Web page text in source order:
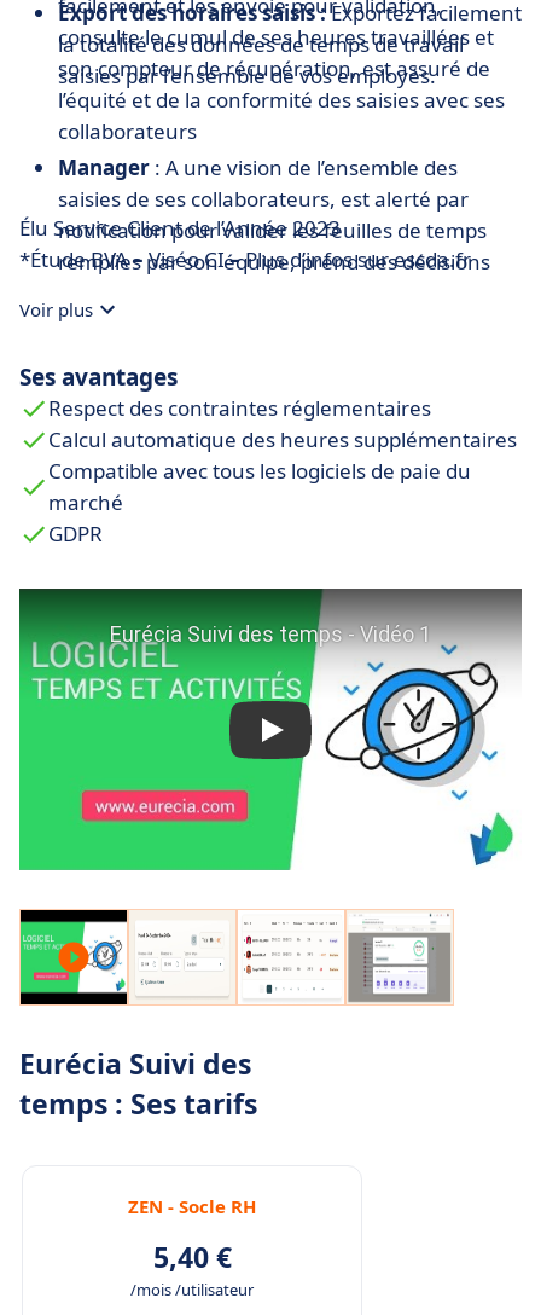
Export des horaires saisis :Exportez facilement
la totalité des données de temps de travail
saisies par l’ensemble de vos employés.
facilement et les envoie pour validation,
consulte le cumul de ses heures travaillées et
son compteur de récupération, est assuré de
l’équité et de la conformité des saisies avec ses
collaborateurs
Manager : A une vision de l’ensemble des
saisies de ses collaborateurs, est alerté par
notification pour valider les feuilles de temps
remplies par son équipe, prend des décisions
par l’outil, suit précisément les heures de travail
collaborateurs, bénéficie d’une communication
plus fluide entre les membres de l’équipe
Service RH: Profite de l’automatisation des
processus, s’assure de la conformité légale du
travail, analyse les données permettant
d’identifier de potentiels problèmes
la performance : évaluation du temps de travail
des salariés, besoin d’amélioration...
Élu Service Client de l’Année 2023
*Étude BVA–Viséo CI–Plus d’infos sur escda.fr
Voir plus
Ses avantages
Respect des contraintes réglementaires
Calcul automatique des heures supplémentaires
Compatible avec tous les logiciels de paie du
marché
GDPR
Eurécia Suivi des
temps : Ses tarifs
ZEN - Socle RH
5,40 €
/mois /utilisateur